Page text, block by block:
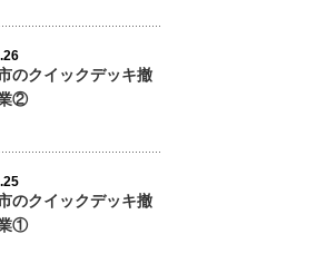
のクイックデッキ撤
②
のクイックデッキ撤
①